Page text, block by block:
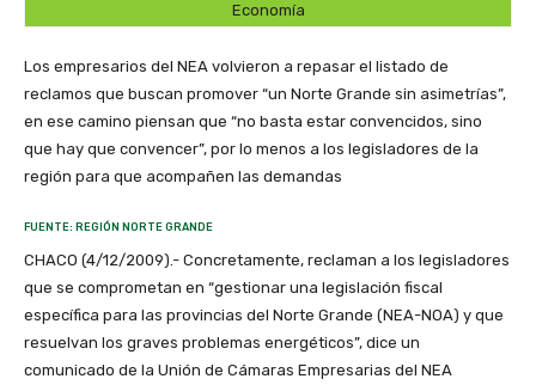
Economía
Los empresarios del NEA volvieron a repasar el listado de
reclamos que buscan promover “un Norte Grande sin asimetrías”,
en ese camino piensan que “no basta estar convencidos, sino
que hay que convencer”, por lo menos a los legisladores de la
región para que acompañen las demandas
FUENTE: REGIÓN NORTE GRANDE
CHACO (4/12/2009).- Concretamente, reclaman a los legisladores
que se comprometan en “gestionar una legislación fiscal
específica para las provincias del Norte Grande (NEA-NOA) y que
resuelvan los graves problemas energéticos”, dice un
comunicado de la Unión de Cámaras Empresarias del NEA